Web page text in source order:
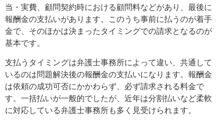
当・実費、顧問契約時における顧問料などがあり、最後に
報酬金の支払いがあります。このうち事前に払うのが着手
金で、そのほかは決まったタイミングでの請求となるのが
基本です。
支払うタイミングは弁護士事務所によって違い、共通して
いるのは問題解決後の報酬金の支払いになります。報酬金
は依頼の成功可否にかかわらず、必ず請求される料金で
す。一括払いが一般的でしたが、近年は分割払いなど柔軟
に対応している弁護士事務所も多く見受けられます。